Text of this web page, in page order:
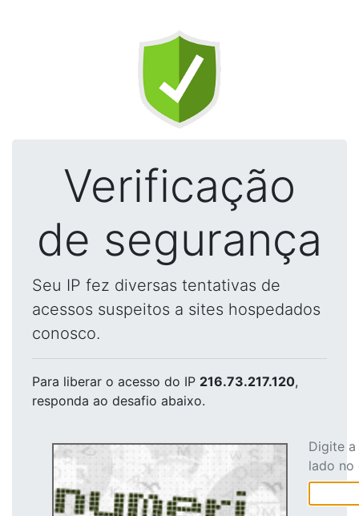
Verificação
de segurança
Seu IP fez diversas tentativas de
acessos suspeitos a sites hospedados
conosco.
Para liberar o acesso do IP 216.73.217.120,
responda ao desafio abaixo.
Digite
lado no